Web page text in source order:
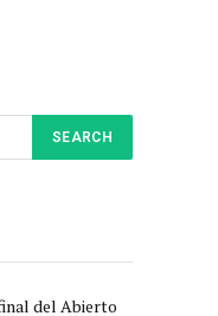
del Abierto